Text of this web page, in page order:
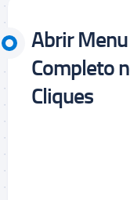
Abrir
Completo
Cliques